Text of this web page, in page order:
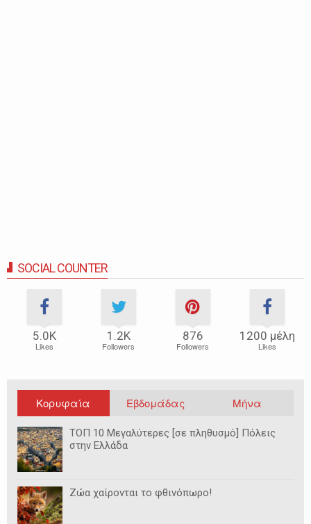
SOCIAL COUNTER
5.0Κ
Likes
1.2Κ
Followers
876
Followers
1200 μέλη
Likes
Κορυφαία Εβδομάδας Μήνα
ΤΟΠ 10 Μεγαλύτερες [σε πληθυσμό] Πόλεις
στην Ελλάδα
Ζώα χαίρονται το φθινόπωρο!